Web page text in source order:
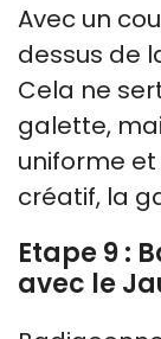
Avec un
dessus de
Cela ne
galette,
uniforme et
créatif, la
Etape 9 :
avec le